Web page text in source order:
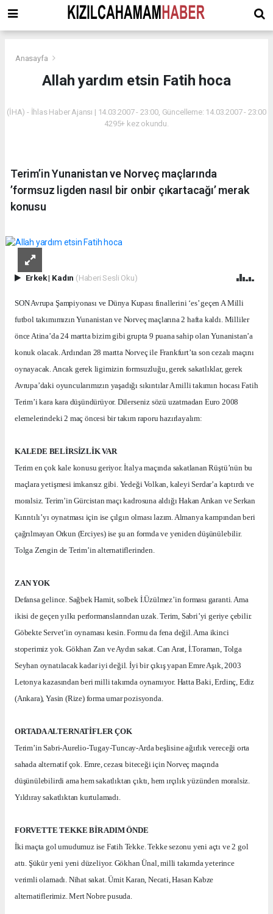
Anasayfa
Allah yardım etsin Fatih hoca
(İHA) - İhlas Haber Ajansı | 14.03.2007 - 23:00, Güncelleme: 14.03.2007 - 23:00
4295+ kez okundu.
Terim’in Yunanistan ve Norveç maçlarında
’formsuz ligden nasıl bir onbir çıkartacağı’ merak
konusu
Erkek| Kadın (Haberi Sesli Oku)
SON Avrupa Şampiyonası ve Dünya Kupası finallerini ‘es’ geçen A Milli
futbol takımımızın Yunanistan ve Norveç maçlarına 2 hafta kaldı. Milliler
önce Atina’da 24 martta bizim gibi grupta 9 puana sahip olan Yunanistan’a
konuk olacak. Ardından 28 martta Norveç ile Frankfurt’ta son cezalı maçını
oynayacak. Ancak gerek ligimizin formsuzluğu, gerek sakatlıklar, gerek
Avrupa’daki oyuncularımızın yaşadığı sıkıntılar A milli takımın hocası Fatih
Terim’i kara kara düşündürüyor. Dilerseniz sözü uzatmadan Euro 2008
elemelerindeki 2 maç öncesi bir takım raporu hazırlayalım:
KALEDE BELİRSİZLİK VAR
Terim en çok kale konusu geriyor. İtalya maçında sakatlanan Rüştü’nün bu
maçlara yetişmesi imkansız gibi. Yedeği Volkan, kaleyi Serdar’a kaptırdı ve
moralsiz. Terim’in Gürcistan maçı kadrosuna aldığı Hakan Arıkan ve Serkan
Kırıntılı’yı oynatması için ise çılgın olması lazım. Almanya kampından beri
çağrılmayan Orkun (Erciyes) ise şu an formda ve yeniden düşünülebilir.
Tolga Zengin de Terim’in alternatiflerinden.
ZAN YOK
Defansa gelince. Sağbek Hamit, solbek İ.Üzülmez’in forması garanti. Ama
ikisi de geçen yılkı performanslarından uzak. Terim, Sabri’yi geriye çebilir.
Göbekte Servet’in oynaması kesin. Formu da fena değil. Ama ikinci
stoperimiz yok. Gökhan Zan ve Aydın sakat. Can Arat, İ.Toraman, Tolga
Seyhan oynatılacak kadar iyi değil. İyi bir çıkış yapan Emre Aşık, 2003
Letonya kazasından beri milli takımda oynamıyor. Hatta Baki, Erdinç, Ediz
(Ankara), Yasin (Rize) forma umar pozisyonda.
ORTADA ALTERNATİFLER ÇOK
Terim’in Sabri-Aurelio-Tugay-Tuncay-Arda beşlisine ağırlık vereceği orta
sahada alternatif çok. Emre, cezası biteceği için Norveç maçında
düşünülebilirdi ama hem sakatlıktan çıktı, hem ırçılık yüzünden moralsiz.
Yıldıray sakatlıktan kurtulamadı.
FORVETTE TEKKE BİR ADIM ÖNDE
İki maçta gol umudumuz ise Fatih Tekke. Tekke sezonu yeni açtı ve 2 gol
attı. Şükür yeni yeni düzeliyor. Gökhan Ünal, milli takımda yeterince
verimli olamadı. Nihat sakat. Ümit Karan, Necati, Hasan Kabze
alternatiflerimiz. Mert Nobre pusuda.